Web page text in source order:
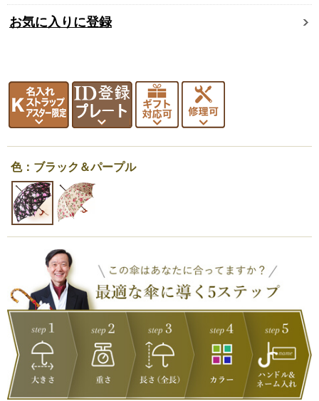
お気に入りに登録
色：ブラック＆パープル